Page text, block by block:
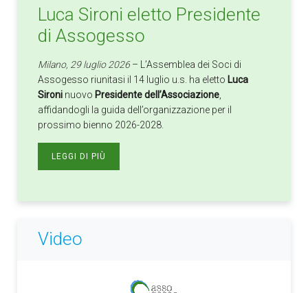
Luca Sironi eletto Presidente
di Assogesso
Milano, 29 luglio 2026– L’Assemblea dei Soci di
Assogesso riunitasi il 14 luglio u.s. ha eletto Luca
Sironi nuovo Presidente dell’Associazione,
affidandogli la guida dell’organizzazione per il
prossimo bienno 2026-2028.
LEGGI DI PIÙ
Video